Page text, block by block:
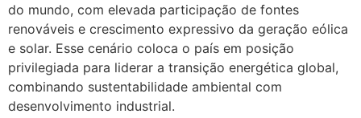
do mundo, com elevada participação de fontes
renováveis e crescimento expressivo da geração eólica
e solar. Esse cenário coloca o país em posição
privilegiada para liderar a transição energética global,
combinando sustentabilidade ambiental com
desenvolvimento industrial.